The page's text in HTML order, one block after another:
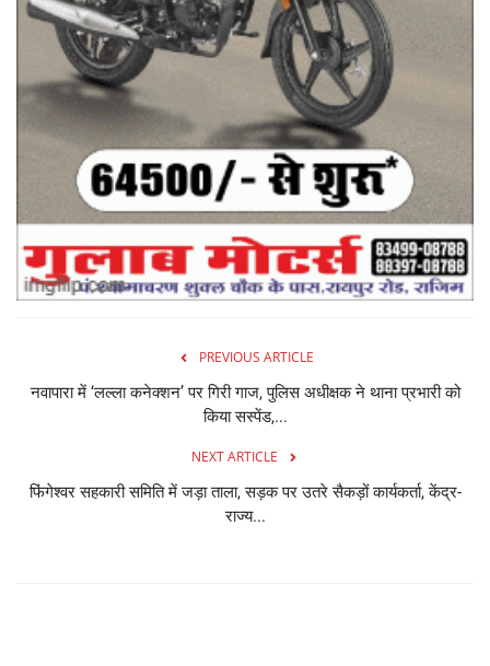
PREVIOUS ARTICLE
नवापारा में ‘लल्ला कनेक्शन’ पर गिरी गाज, पुलिस अधीक्षक ने थाना प्रभारी को
किया सस्पेंड,...
NEXT ARTICLE
फिंगेश्वर सहकारी समिति में जड़ा ताला, सड़क पर उतरे सैकड़ों कार्यकर्ता, केंद्र-
राज्य...